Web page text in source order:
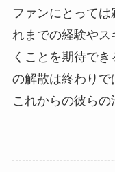
ファンにとっては
れまでの経験や
くことを期待で
の解散は終わりで
これからの彼らの